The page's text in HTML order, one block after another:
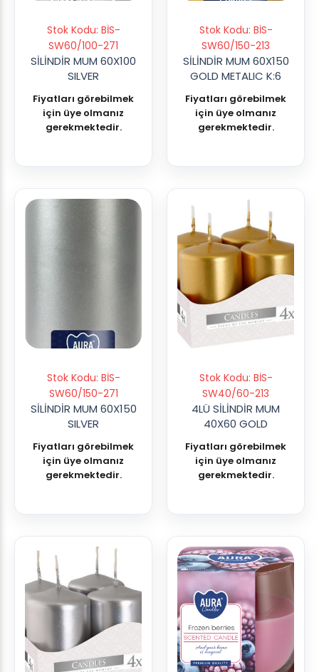
Stok Kodu: BİS-
SW60/100-271
SİLİNDİR MUM 60X100
SILVER
Fiyatları görebilmek
için üye olmanız
gerekmektedir.
Stok Kodu: BİS-
SW60/150-213
SİLİNDİR MUM 60X150
GOLD METALIC K:6
Fiyatları görebilmek
için üye olmanız
gerekmektedir.
Stok Kodu: BİS-
SW60/150-271
SİLİNDİR MUM 60X150
SILVER
Fiyatları görebilmek
için üye olmanız
gerekmektedir.
Stok Kodu: BİS-
SW40/60-213
4LÜ SİLİNDİR MUM
40X60 GOLD
Fiyatları görebilmek
için üye olmanız
gerekmektedir.